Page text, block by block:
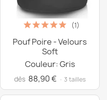
(1)
Pouf Poire - Velours
Soft
Couleur: Gris
dès 88,90 € · 3 tailles